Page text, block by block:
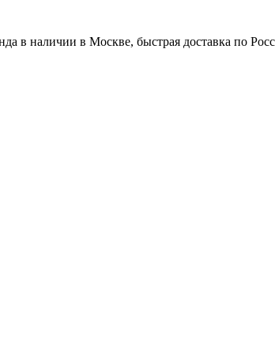
в наличии в Москве, быстрая доставка по